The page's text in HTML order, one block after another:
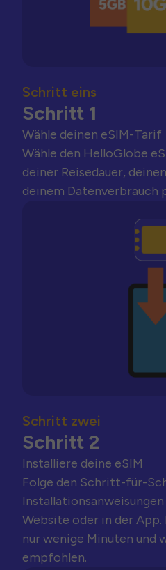
Schritt eins
Schritt 1
Wähle deinen eSIM-Tarif
Wähle den HelloGlobe
deiner Reisedauer,
deinem Datenverbrauch
Schritt zwei
Schritt 2
Installiere deine eSIM
Folge den Schritt-für-
Website oder in der
nur wenige Minuten und
empfohlen.